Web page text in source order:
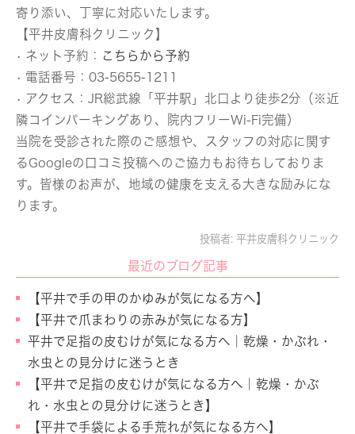
寄り添い、丁寧に対応いたします。
【平井皮膚科クリニック】
• ネット予約： こちらから予約
• 電話番号：03-5655-1211
• アクセス：JR総武線「平井駅」北口より徒歩2分（※近
隣コインパーキングあり、院内フリーWi-Fi完備）
当院を受診された際のご感想や、スタッフの対応に関す
るGoogleの口コミ投稿へのご協力もお待ちしておりま
す。皆様のお声が、地域の健康を支える大きな励みにな
ります。
投稿者: 平井皮膚科クリニック
最近のブログ記事
【平井で手の甲のかゆみが気になる方へ】
【平井で爪まわりの赤みが気になる方】
平井で足指の皮むけが気になる方へ｜乾燥・かぶれ・
水虫との見分けに迷うとき
【平井で足指の皮むけが気になる方へ｜乾燥・かぶ
れ・水虫との見分けに迷うとき】
【平井で手袋による手荒れが気になる方へ】